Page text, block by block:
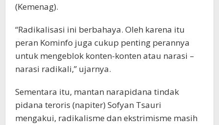
(Kemenag).
“Radikalisasi ini berbahaya. Oleh karena itu
peran Kominfo juga cukup penting perannya
untuk mengeblok konten-konten atau narasi –
narasi radikali,” ujarnya.
Sementara itu, mantan narapidana tindak
pidana teroris (napiter) Sofyan Tsauri
mengakui, radikalisme dan ekstrimisme masih